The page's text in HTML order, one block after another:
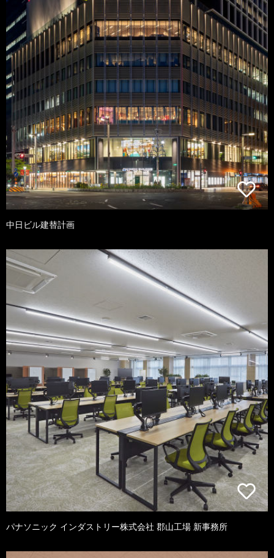
中日ビル建替計画
パナソニック インダストリー株式会社 郡山工場 新事務所